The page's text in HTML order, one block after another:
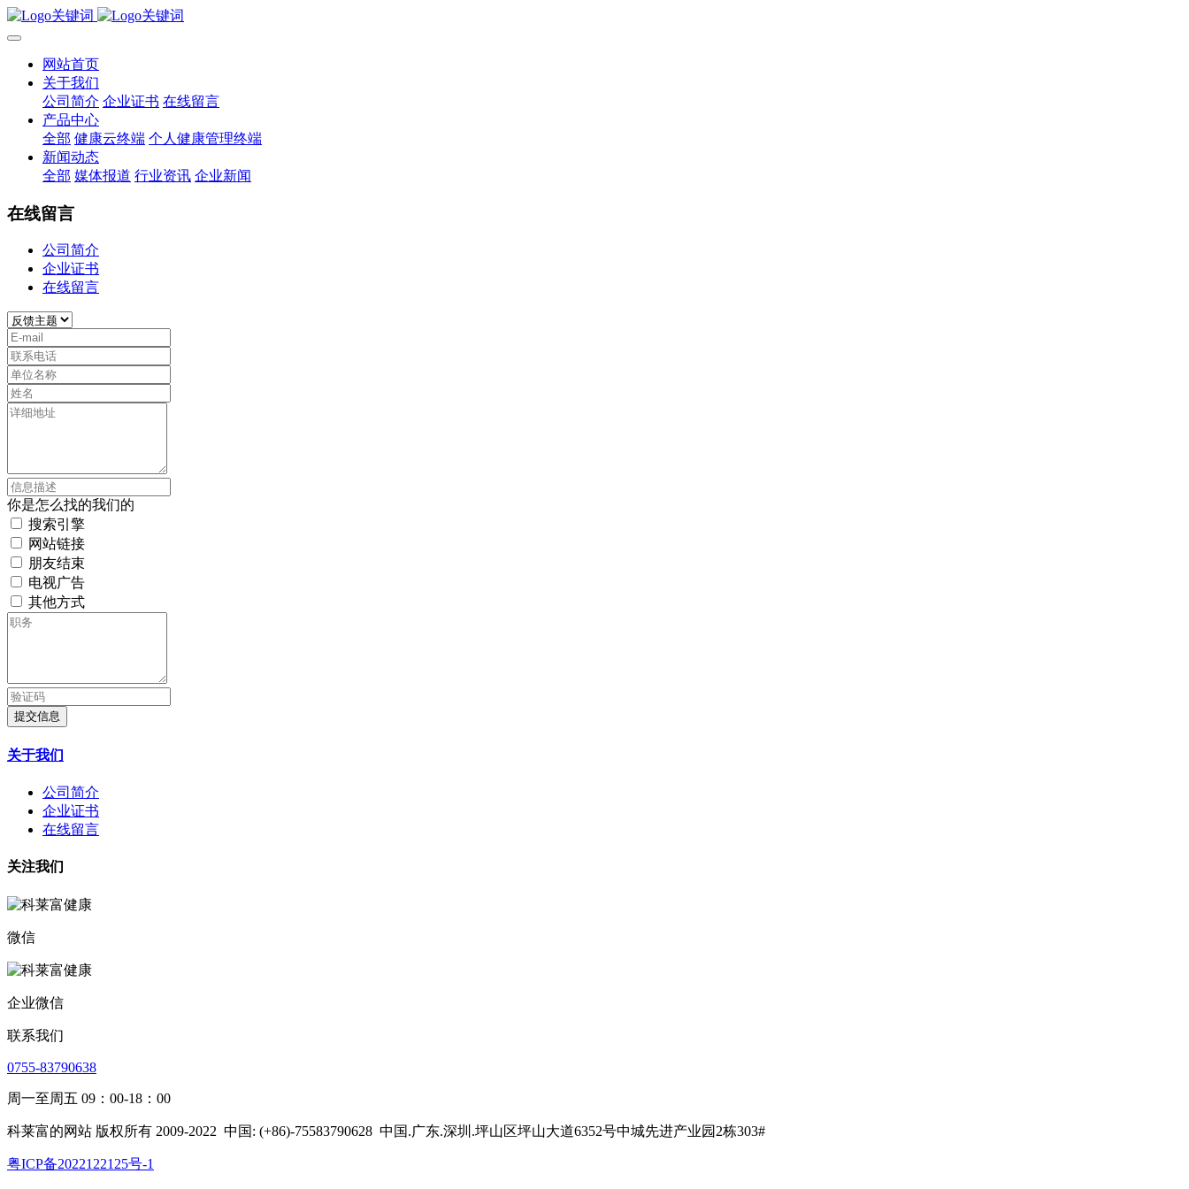
网站首页
关于我们
公司简介 企业证书 在线留言
产品中心
全部 健康云终端 个人健康管理终端
新闻动态
全部 媒体报道 行业资讯 企业新闻
在线留言
公司简介
企业证书
在线留言
你是怎么找的我们的
搜索引擎
网站链接
朋友结束
电视广告
其他方式
提交信息
关于我们
公司简介
企业证书
在线留言
关注我们
微信
企业微信
联系我们
0755-83790638
周一至周五 09：00-18：00
科莱富的网站 版权所有 2009-2022 中国: (+86)-75583790628 中国.广东.深圳.坪山区坪山大道6352号中城先进产业园2栋303#
粤ICP备2022122125号-1